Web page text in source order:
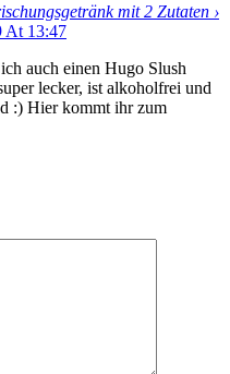
mit 2 Zutaten ›
At 13:47
auch einen Hugo Slush
lecker, ist alkoholfrei und
:) Hier kommt ihr zum